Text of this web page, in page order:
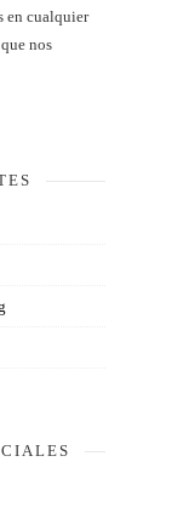
en cualquier
nos